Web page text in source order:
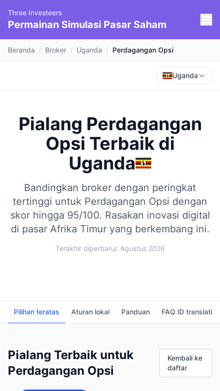
Three Investeers
Permainan Simulasi Pasar Saham
Beranda / Broker / Uganda / Perdagangan Opsi
Uganda
Pialang Perdagangan
Opsi Terbaikdi
Uganda
Bandingkan broker dengan peringkat
tertinggi untuk Perdagangan Opsi dengan
skor hingga 95/100. Rasakan inovasi digital
di pasar Afrika Timur yang berkembang ini.
Terakhir diperbarui: Agustus 2026
Pilihan teratas Aturan lokal Panduan FAQ ID
Pialang Terbaik untuk
Perdagangan Opsi
Kembali ke
daftar